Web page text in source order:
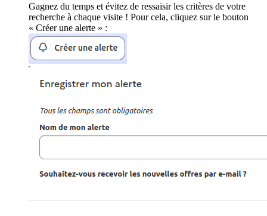
Gagnez du temps et évitez de ressaisir les critères de votre
recherche à chaque visite ! Pour cela, cliquez sur le bouton
« Créer une alerte » :